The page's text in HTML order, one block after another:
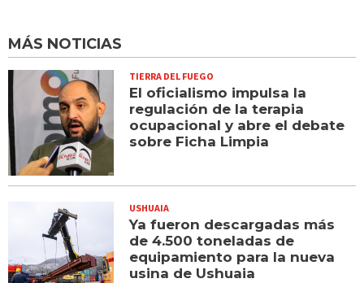
MÁS NOTICIAS
TIERRA DEL FUEGO
El oficialismo impulsa la
regulación de la terapia
ocupacional y abre el debate
sobre Ficha Limpia
USHUAIA
Ya fueron descargadas más
de 4.500 toneladas de
equipamiento para la nueva
usina de Ushuaia